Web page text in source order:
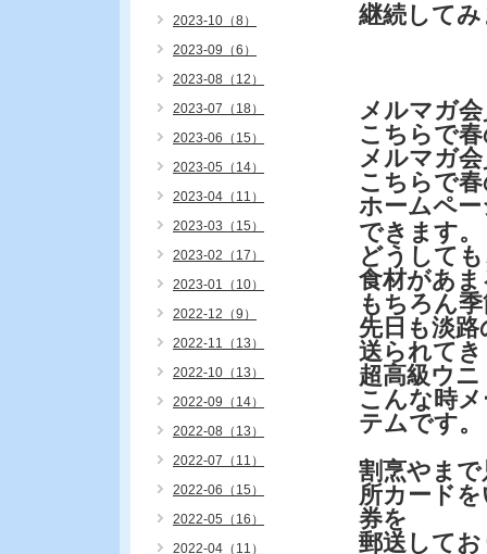
継続して
メルマガ
こちらで
メルマガ
こちらで
ホームペー
できます。
どうして
食材があ
もちろん
先日も淡
送られて
超高級ウニ
こんな時
テムです。
割烹やま
所カード
券を
郵送して
2023-10（8）
2023-09（6）
2023-08（12）
2023-07（18）
2023-06（15）
2023-05（14）
2023-04（11）
2023-03（15）
2023-02（17）
2023-01（10）
2022-12（9）
2022-11（13）
2022-10（13）
2022-09（14）
2022-08（13）
2022-07（11）
2022-06（15）
2022-05（16）
2022-04（11）